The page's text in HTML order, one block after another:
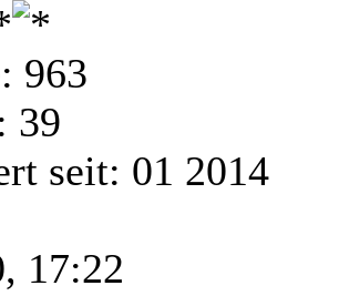
963
39
seit: 01 2014
17:22